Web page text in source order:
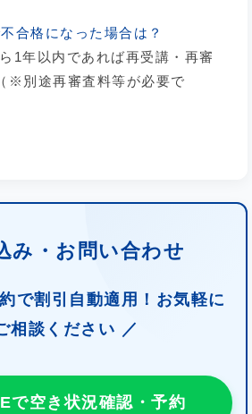
合格になった場合は？
1年以内であれば再受講・再審
※別途再審査料等が必要で
み・お問い合わせ
で割引自動適用！お気軽に
相談ください ／
で空き状況確認・予約